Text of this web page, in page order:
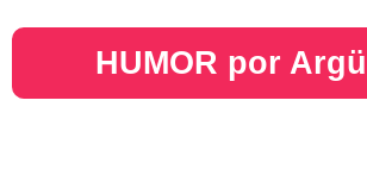
HUMOR por